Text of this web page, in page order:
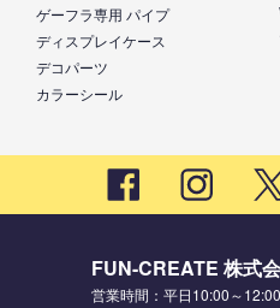
ゲーフラ専用 パイプ
ディスプレイケース
デコパーツ
カラーシール
FUN-CREATE 株式
営業時間：平日10:00～